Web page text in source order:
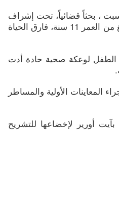
، بحثاً قضائياً، تحت إشراف
النيابة العامة المختصة، للتحقيق في ظروف وملابسات وفاة طفل يبلغ من العمر 11 سنة، فارق الحياة
لوعكة صحية حادة أدت
المعاينات الأولية والمساطر
أورير لإخضاعها للتشريح